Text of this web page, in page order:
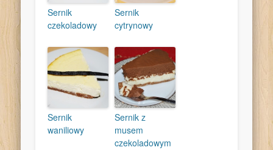
Sernik
czekoladowy
Sernik
cytrynowy
Sernik
waniliowy
Sernik z
musem
czekoladowym